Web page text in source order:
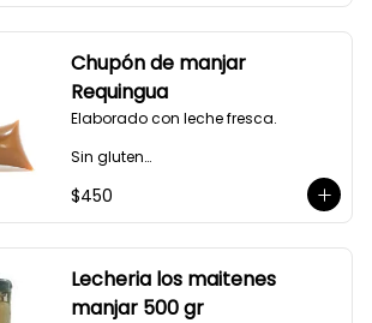
Chupón de manjar
Requingua
Elaborado con leche fresca.
Sin gluten
Sin Saborizantes
Bajo en Sodio
$450
Lecheria los maitenes
manjar 500 gr